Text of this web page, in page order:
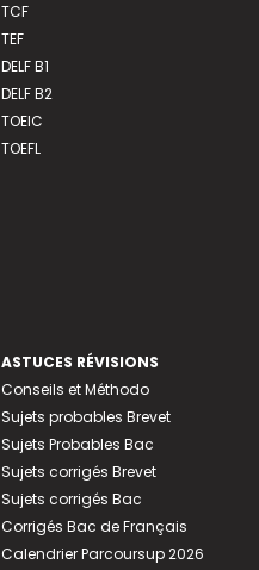
TCF
TEF
DELF B1
DELF B2
TOEIC
TOEFL
ASTUCES RÉVISIONS
Conseils et Méthodo
Sujets probables Brevet
Sujets Probables Bac
Sujets corrigés Brevet
Sujets corrigés Bac
Corrigés Bac de Français
Calendrier Parcoursup 2026